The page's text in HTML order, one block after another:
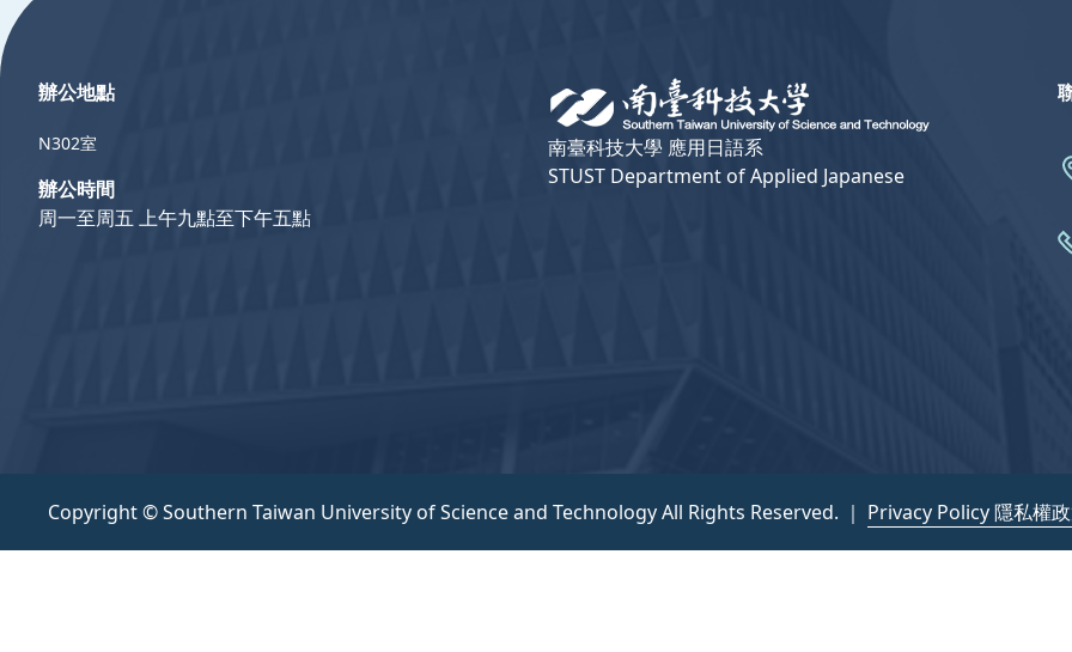
南臺科技大學 應用日語系
STUST Department of Applied Japanese
辦公地點
N302室
辦公時間
周一至周五 上午九點至下午五點
Copyright © Southern Taiwan University of Science and Technology All Rights Reserved. ｜ Privacy Policy 隱私權